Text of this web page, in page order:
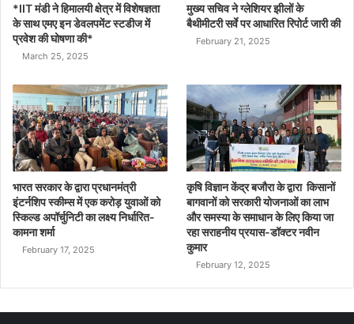
*IIT मंडी ने हिमालयी क्षेत्र में विशेषज्ञता
के साथ एमए इन डेवलपमेंट स्टडीज में
प्रवेश की घोषणा की*
March 25, 2025
मुख्य सचिव ने ग्लेशियर झीलों के
बैथीमीटरी सर्वे पर आधारित रिपोर्ट जारी की
February 21, 2025
भारत सरकार के द्वारा प्रधानमंत्री
इंटर्नशिप स्कीम्स में एक करोड़ युवाओं को
स्किल्ड अपॉर्चुनिटी का लक्ष्य निर्धारित-
कामना शर्मा
February 17, 2025
कृषि विज्ञान केंद्र बजौरा के द्वारा किसानों
बागवानों को सरकारी योजनाओं का लाभ
और समस्या के समाधान के लिए किया जा
रहा सराहनीय प्रयास-डॉक्टर नवीन
कुमार
February 12, 2025